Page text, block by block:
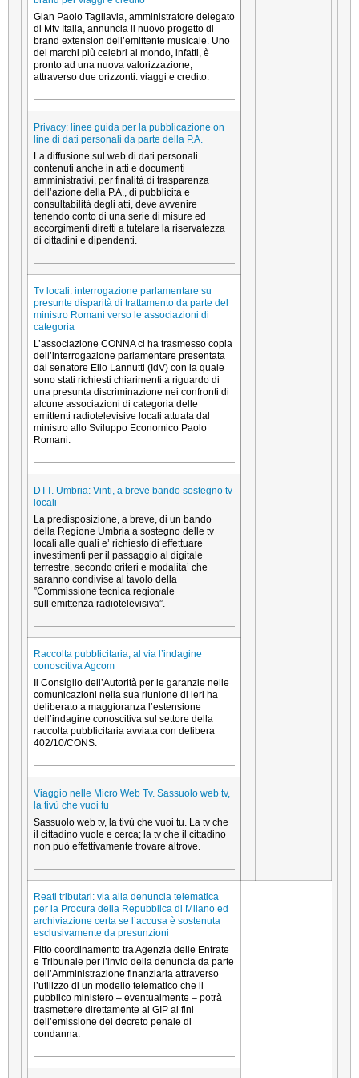
Gian Paolo Tagliavia, amministratore delegato
di Mtv Italia, annuncia il nuovo progetto di
brand extension dell’emittente musicale. Uno
dei marchi più celebri al mondo, infatti, è
pronto ad una nuova valorizzazione,
attraverso due orizzonti: viaggi e credito.
Privacy: linee guida per la pubblicazione on
line di dati personali da parte della P.A.
La diffusione sul web di dati personali
contenuti anche in atti e documenti
amministrativi, per finalità di trasparenza
dell’azione della P.A., di pubblicità e
consultabilità degli atti, deve avvenire
tenendo conto di una serie di misure ed
accorgimenti diretti a tutelare la riservatezza
di cittadini e dipendenti.
Tv locali: interrogazione parlamentare su
presunte disparità di trattamento da parte del
ministro Romani verso le associazioni di
categoria
L’associazione CONNA ci ha trasmesso copia
dell’interrogazione parlamentare presentata
dal senatore Elio Lannutti (IdV) con la quale
sono stati richiesti chiarimenti a riguardo di
una presunta discriminazione nei confronti di
alcune associazioni di categoria delle
emittenti radiotelevisive locali attuata dal
ministro allo Sviluppo Economico Paolo
Romani.
DTT. Umbria: Vinti, a breve bando sostegno tv
locali
La predisposizione, a breve, di un bando
della Regione Umbria a sostegno delle tv
locali alle quali e’ richiesto di effettuare
investimenti per il passaggio al digitale
terrestre, secondo criteri e modalita’ che
saranno condivise al tavolo della
”Commissione tecnica regionale
sull’emittenza radiotelevisiva”.
Raccolta pubblicitaria, al via l’indagine
conoscitiva Agcom
Il Consiglio dell’Autorità per le garanzie nelle
comunicazioni nella sua riunione di ieri ha
deliberato a maggioranza l’estensione
dell’indagine conoscitiva sul settore della
raccolta pubblicitaria avviata con delibera
402/10/CONS.
Viaggio nelle Micro Web Tv. Sassuolo web tv,
la tivù che vuoi tu
Sassuolo web tv, la tivù che vuoi tu. La tv che
il cittadino vuole e cerca; la tv che il cittadino
non può effettivamente trovare altrove.
Reati tributari: via alla denuncia telematica
per la Procura della Repubblica di Milano ed
archiviazione certa se l’accusa è sostenuta
esclusivamente da presunzioni
Fitto coordinamento tra Agenzia delle Entrate
e Tribunale per l’invio della denuncia da parte
dell’Amministrazione finanziaria attraverso
l’utilizzo di un modello telematico che il
pubblico ministero – eventualmente – potrà
trasmettere direttamente al GIP ai fini
dell’emissione del decreto penale di
condanna.